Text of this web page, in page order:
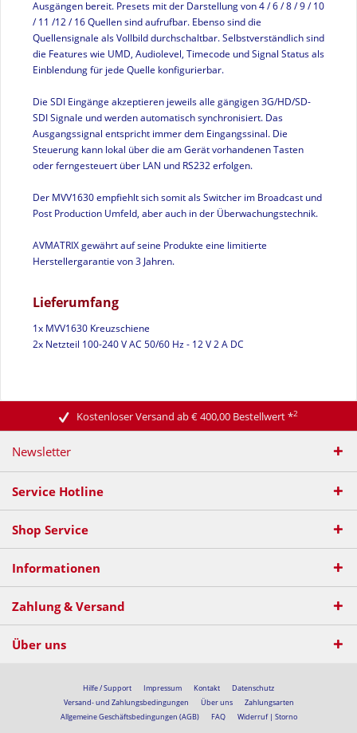
Ausgängen bereit. Presets mit der Darstellung von 4 / 6 / 8 / 9 / 10
/ 11 /12 / 16 Quellen sind aufrufbar. Ebenso sind die
Quellensignale als Vollbild durchschaltbar. Selbstverständlich sind
die Features wie UMD, Audiolevel, Timecode und Signal Status als
Einblendung für jede Quelle konfigurierbar.
Die SDI Eingänge akzeptieren jeweils alle gängigen 3G/HD/SD-
SDI Signale und werden automatisch synchronisiert. Das
Ausgangssignal entspricht immer dem Eingangssinal. Die
Steuerung kann lokal über die am Gerät vorhandenen Tasten
oder ferngesteuert über LAN und RS232 erfolgen.
Der MVV1630 empfiehlt sich somit als Switcher im Broadcast und
Post Production Umfeld, aber auch in der Überwachungstechnik.
AVMATRIX gewährt auf seine Produkte eine limitierte
Herstellergarantie von 3 Jahren.
Lieferumfang
1x MVV1630 Kreuzschiene
2x Netzteil 100-240 V AC 50/60 Hz - 12 V 2 A DC
Kostenloser Versand ab € 400,00 Bestellwert*2
Newsletter
Service Hotline
Shop Service
Informationen
Zahlung & Versand
Über uns
Hilfe / Support Impressum Kontakt
Datenschutz
Versand- und Zahlungsbedingungen
Über uns
Zahlungsarten
Allgemeine Geschäftsbedingungen (AGB)
FAQ Widerruf | Storno